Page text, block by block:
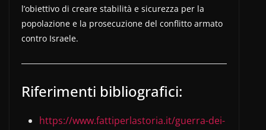
l’obiettivo di creare stabilità e sicurezza per la
popolazione e la prosecuzione del conflitto armato
contro Israele.
Riferimenti bibliografici:
https://www.fattiperlastoria.it/guerra-dei-